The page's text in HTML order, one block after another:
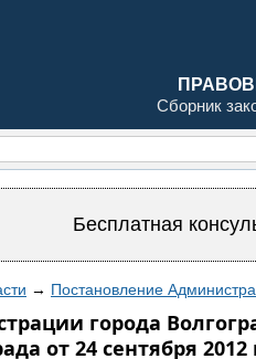
Сборник
Бесплатная
→ Постановление
города
от 24 сентября